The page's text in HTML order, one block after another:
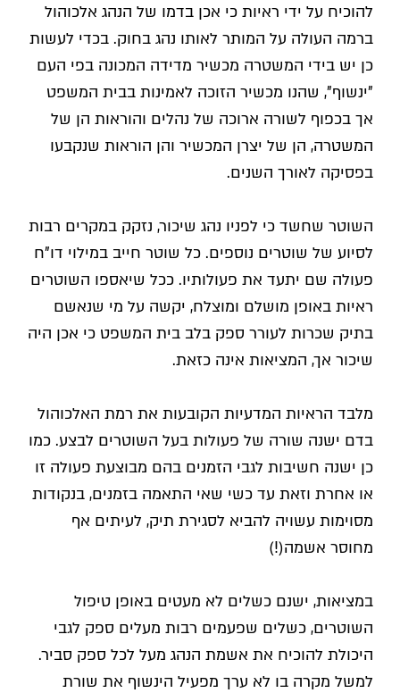
להוכיח על ידי ראיות כי אכן בדמו של הנהג אלכוהול
ברמה העולה על המותר לאותו נהג בחוק. בכדי לעשות
כן יש בידי המשטרה מכשיר מדידה המכונה בפי העם
"ינשוף", שהנו מכשיר הזוכה לאמינות בבית המשפט
אך בכפוף לשורה ארוכה של נהלים והוראות הן של
המשטרה, הן של יצרן המכשיר והן הוראות שנקבעו
בפסיקה לאורך השנים.
השוטר שחשד כי לפניו נהג שיכור, נזקק במקרים רבות
לסיוע של שוטרים נוספים. כל שוטר חייב במילוי דו"ח
פעולה שם יתעד את פעולותיו. ככל שיאספו השוטרים
ראיות באופן מושלם ומוצלח, יקשה על מי שנאשם
בתיק שכרות לעורר ספק בלב בית המשפט כי אכן היה
שיכור אך, המציאות אינה כזאת.
מלבד הראיות המדעיות הקובעות את רמת האלכוהול
בדם ישנה שורה של פעולות בעל השוטרים לבצע. כמו
כן ישנה חשיבות לגבי הזמנים בהם מבוצעת פעולה זו
או אחרת וזאת עד כשי שאי התאמה בזמנים, בנקודות
מסוימות עשויה להביא לסגירת תיק, לעיתים אף
מחוסר אשמה(!)
במציאות, ישנם כשלים לא מעטים באופן טיפול
השוטרים, כשלים שפעמים רבות מעלים ספק לגבי
היכולת להוכיח את אשמת הנהג מעל לכל ספק סביר.
למשל מקרה בו לא ערך מפעיל הינשוף את שורת